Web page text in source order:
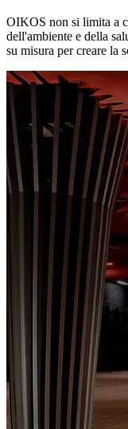
OIKOS non si limita a
dell'ambiente e della
su misura per creare la